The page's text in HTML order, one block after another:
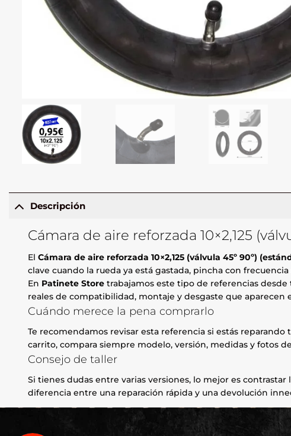
Descripción
Cámara de aire reforzada 10×2,125
ElCámara de aire reforzada 10×2,125 (válvula 45º 90º)
clave cuando la rueda ya está gastada, pincha con
En Patinete Store trabajamos este tipo de referencias
reales de compatibilidad, montaje y desgaste que aparecen
Cuándo merece la pena comprarlo
Te recomendamos revisar esta referencia si estás
carrito, compara siempre modelo, versión, medidas y fotos
Consejo de taller
Si tienes dudas entre varias versiones, lo mejor es
diferencia entre una reparación rápida y una devolución